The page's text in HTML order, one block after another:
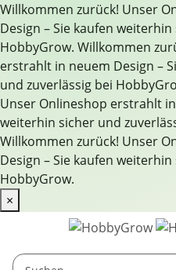
Willkommen zurück! Unser
Design – Sie kaufen
HobbyGrow. Willkommen
erstrahlt in neuem Design –
und zuverlässig bei
Unser Onlineshop erstrahlt
weiterhin sicher und
Willkommen zurück! Unser
Design – Sie kaufen
HobbyGrow.
×